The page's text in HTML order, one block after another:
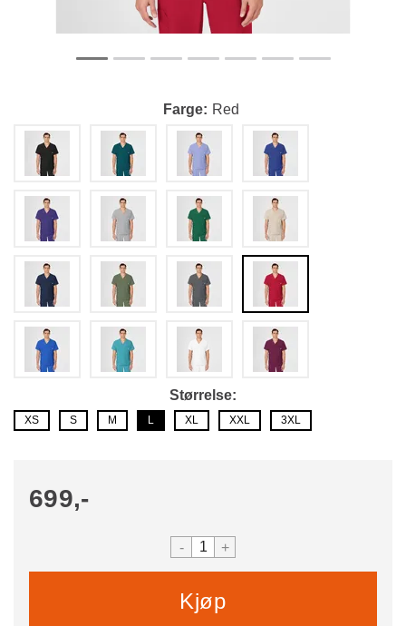
Farge Red
Størrelse
XS S M L XL XXL 3XL
699,-
- +
Kjøp